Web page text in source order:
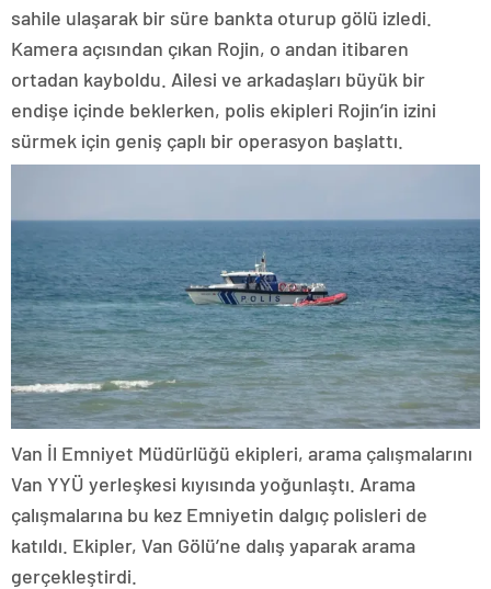
sahile ulaşarak bir süre bankta oturup gölü izledi.
Kamera açısından çıkan Rojin, o andan itibaren
ortadan kayboldu. Ailesi ve arkadaşları büyük bir
endişe içinde beklerken, polis ekipleri Rojin’in izini
sürmek için geniş çaplı bir operasyon başlattı.
Van İl Emniyet Müdürlüğü ekipleri, arama çalışmalarını
Van YYÜ yerleşkesi kıyısında yoğunlaştı. Arama
çalışmalarına bu kez Emniyetin dalgıç polisleri de
katıldı. Ekipler, Van Gölü’ne dalış yaparak arama
gerçekleştirdi.